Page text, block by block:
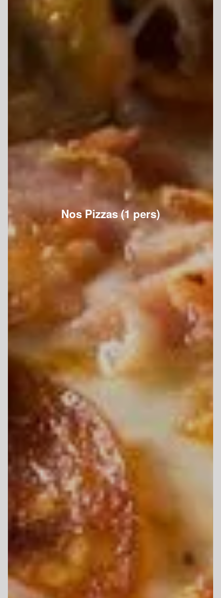
Nos Pizzas (1 pers)